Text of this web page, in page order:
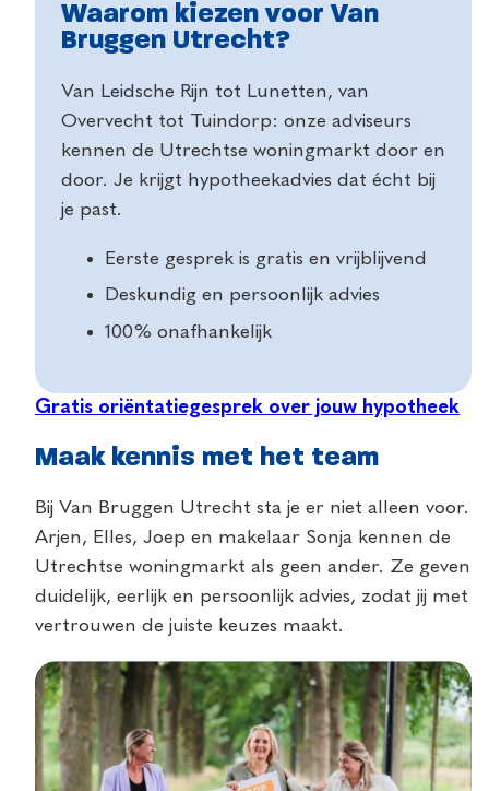
Waarom kiezen voor Van
Bruggen Utrecht?
Van Leidsche Rijn tot Lunetten, van
Overvecht tot Tuindorp: onze adviseurs
kennen de Utrechtse woningmarkt door en
door. Je krijgt hypotheekadvies dat écht bij
je past.
Eerste gesprek is gratis en vrijblijvend
Deskundig en persoonlijk advies
100% onafhankelijk
Gratis oriëntatiegesprek over jouw hypotheek
Maak kennis met het team
Bij Van Bruggen Utrecht sta je er niet alleen voor.
Arjen, Elles, Joep en makelaar Sonja kennen de
Utrechtse woningmarkt als geen ander. Ze geven
duidelijk, eerlijk en persoonlijk advies, zodat jij met
vertrouwen de juiste keuzes maakt.